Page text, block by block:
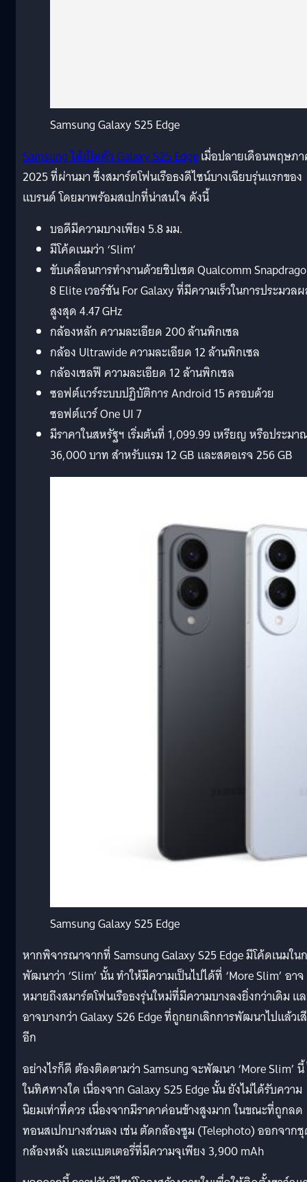
Samsung Galaxy S25 Edge
Samsung ได้เปิดตัว Galaxy S25 Edgeเมื่อปลายเดือนพฤษภ
2025 ที่ผ่านมา ซึ่งสมาร์ตโฟนเรือธงดีไซน์บางเฉียบรุ่นแรกของ
แบรนด์ โดยมาพร้อมสเปกที่น่าสนใจ ดังนี้
บอดีมีความบางเพียง 5.8 มม.
มีโค้ดเนมว่า ‘Slim’
ขับเคลื่อนการทำงานด้วยชิปเซต Qualcomm
8 Elite เวอร์ชัน For Galaxy ที่มีความเร็วในการประมวล
สูงสุด 4.47 GHz
กล้องหลัก ความละเอียด 200 ล้านพิกเซล
กล้อง Ultrawide ความละเอียด 12 ล้านพิกเซล
กล้องเซลฟี ความละเอียด 12 ล้านพิกเซล
ซอฟต์แวร์ระบบปฏิบัติการ Android 15 ครอบด้วย
ซอฟต์แวร์ One UI 7
มีราคาในสหรัฐฯ เริ่มต้นที่ 1,099.99 เหรียญ หรือประมา
36,000 บาท สำหรับแรม 12 GB และสตอเรจ 256 GB
Samsung Galaxy S25 Edge
หากพิจารณาจากที่ Samsung Galaxy S25 Edge มีโค้ดเนมใน
พัฒนาว่า ‘Slim’ นั้น ทำให้มีความเป็นไปได้ที่ ‘More Slim’ อาจ
หมายถึงสมาร์ตโฟนเรือธงรุ่นใหม่ที่มีความบางลงยิ่งกว่าเดิม แ
อาจบางกว่า Galaxy S26 Edge ที่ถูกยกเลิกการพัฒนาไปแล้วเ
อีก
อย่างไรก็ดี ต้องติดตามว่า Samsung จะพัฒนา ‘More Slim’ นี้
ในทิศทางใด เนื่องจาก Galaxy S25 Edge นั้น ยังไม่ได้รับความ
นิยมเท่าที่ควร เนื่องจากมีราคาค่อนข้างสูงมาก ในขณะที่ถูกลด
ทอนสเปกบางส่วนลง เช่น ตัดกล้องซูม (Telephoto) ออกจาก
กล้องหลัง และแบตเตอรี่ที่มีความจุเพียง 3,900 mAh